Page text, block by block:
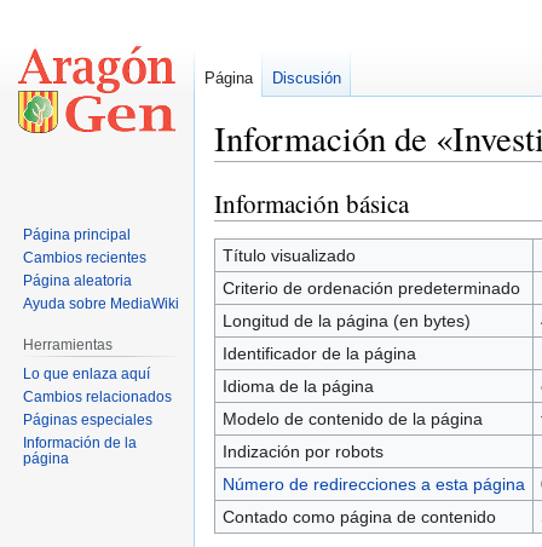
Información de
Ir
a
la
navegación
Ir
a
la
búsqueda
Información básica
Título visualizado
Criterio de ordenación predeterminado
Longitud de la página (en bytes)
Identificador de la página
Idioma de la página
Modelo de contenido de la página
Indización por robots
Número de redirecciones a esta página
Contado como página de contenido
Página Discusión
Página principal
Cambios recientes
Página aleatoria
Ayuda sobre MediaWiki
Herramientas
Lo que enlaza aquí
Cambios relacionados
Páginas especiales
Información de la
página